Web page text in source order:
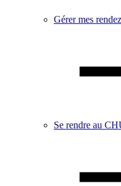
Gérer mes
Se rendre au